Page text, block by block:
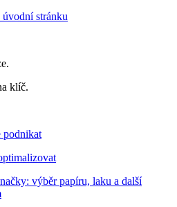
úvodní stránku
klíč.
podnikat
výběr papíru, laku a další